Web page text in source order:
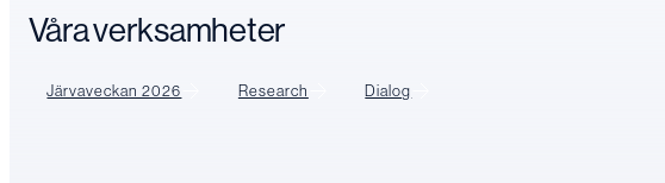
Våra verksamheter
Järvaveckan 2026 Research Dialog